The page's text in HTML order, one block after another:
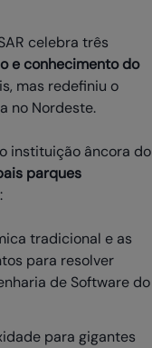
celebra três
e conhecimento do
mas redefiniu o
no Nordeste.
instituição âncora do
parques
tradicional e as
para resolver
de Software do
para gigantes